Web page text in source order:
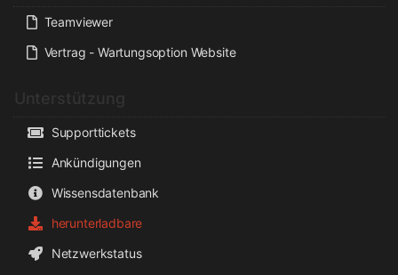
Teamviewer
Vertrag - Wartungsoption Website
Supporttickets
Ankündigungen
Wissensdatenbank
herunterladbare
Netzwerkstatus